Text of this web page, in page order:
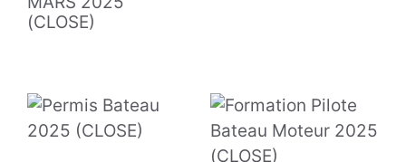
(CLOSE)